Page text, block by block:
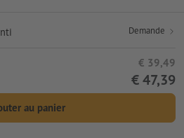
Demande
€ 39,49
€ 47,39
au panier